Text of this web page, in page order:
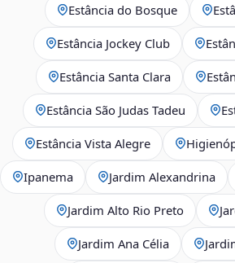
Estância do Bosque
Estância Jockey Club
Estância Santa Clara
Estância São Judas Tadeu
Estância Vista Alegre
Ipanema Jardim Alexandrina
Jardim Alto Rio Preto
Jardim Ana Célia